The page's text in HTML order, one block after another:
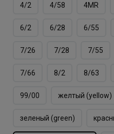
4/2 4/58 4MR
6/2 6/28 6/55
7/26 7/28 7/55
7/66 8/2 8/63
99/00 желтый (yellow)
зеленый (green)